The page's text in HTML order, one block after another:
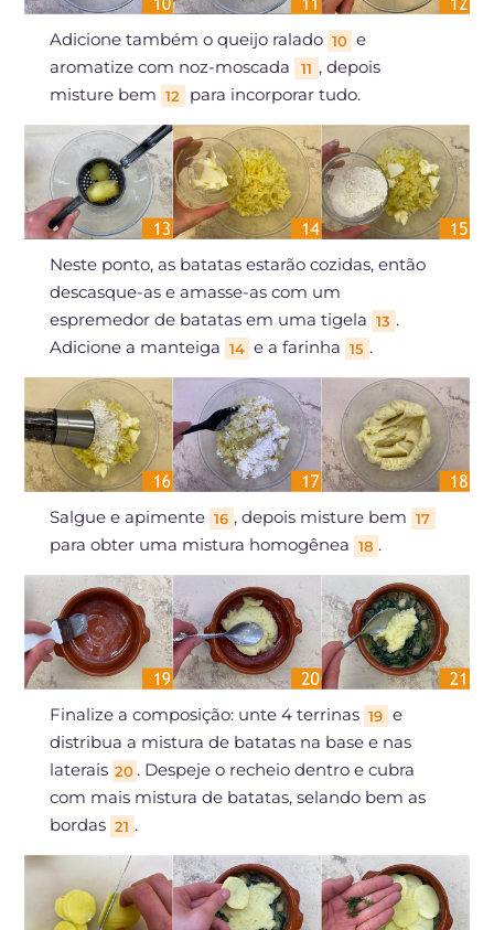
Adicione também o queijo ralado 10 e
aromatize com noz-moscada
11 , depois
misture bem 12 para incorporar tudo.
Neste ponto, as batatas estarão cozidas, então
descasque-as e amasse-as com um
espremedor de batatas em uma tigela 13 .
Adicione a manteiga 14 e a farinha 15 .
Salgue e apimente 16 , depois misture bem 17
para obter uma mistura homogênea 18 .
Finalize a composição: unte 4 terrinas 19 e
distribua a mistura de batatas na base e nas
laterais 20 . Despeje o recheio dentro e cubra
com mais mistura de batatas, selando bem as
bordas 21 .